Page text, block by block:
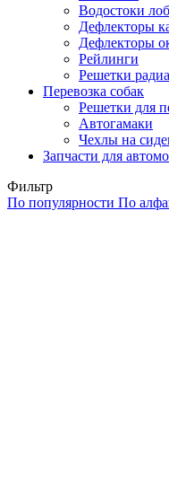
Водостоки
Дефлекторы
Дефлекторы
Рейлинги
Решетки
Перевозка собак
Решетки для
Автогамаки
Чехлы на
Запчасти для
Фильтр
По популярности По